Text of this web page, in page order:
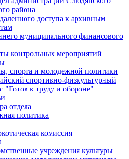
района
доступа к архивным
муниципального финансового
контрольных мероприятий
спорта и молодежной политики
спортивно-физкультурный
"Готов к труду и обороне"
отдела
политика
комиссия
учреждения культуры